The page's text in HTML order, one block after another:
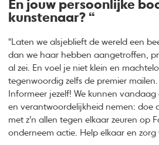
En jouw persoonlijke
kunstenaar? “
"Laten we alsjeblieft de wereld een
dan we haar hebben aangetroffen,
al zei. En voel je niet klein en
tegenwoordig zelfs de premier
Informeer jezelf! We kunnen
en verantwoordelijkheid nemen: doe
met z’n allen tegen elkaar zeuren op
onderneem actie. Help elkaar en zorg